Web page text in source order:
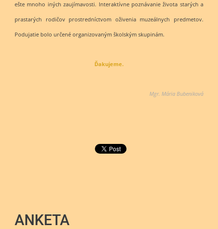
ešte mnoho iných zaujímavosti. Interaktívne poznávanie života starých a
prastarých rodičov prostredníctvom oživenia muzeálnych predmetov.
Podujatie bolo určené organizovaným školským skupinám.
Ďakujeme.
Mgr. Mária Bubeniková
ANKETA